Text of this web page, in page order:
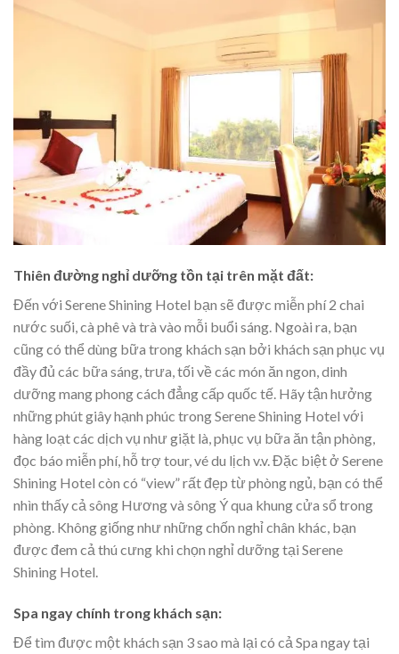
Thiên đường nghỉ dưỡng tồn tại trên mặt đất:
Đến với Serene Shining Hotel bạn sẽ được miễn phí 2 chai
nước suối, cà phê và trà vào mỗi buổi sáng. Ngoài ra, bạn
cũng có thể dùng bữa trong khách sạn bởi khách sạn phục vụ
đầy đủ các bữa sáng, trưa, tối về các món ăn ngon, dinh
dưỡng mang phong cách đẳng cấp quốc tế. Hãy tận hưởng
những phút giây hạnh phúc trong Serene Shining Hotel với
hàng loạt các dịch vụ như giặt là, phục vụ bữa ăn tận phòng,
đọc báo miễn phí, hỗ trợ tour, vé du lịch v.v. Đặc biệt ở Serene
Shining Hotel còn có “view” rất đẹp từ phòng ngủ, bạn có thể
nhìn thấy cả sông Hương và sông Ý qua khung cửa sổ trong
phòng. Không giống như những chốn nghỉ chân khác, bạn
được đem cả thú cưng khi chọn nghỉ dưỡng tại Serene
Shining Hotel.
Spa ngay chính trong khách sạn:
Để tìm được một khách sạn 3 sao mà lại có cả Spa ngay tại